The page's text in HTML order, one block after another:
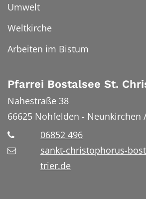
Umwelt
Weltkirche
Arbeiten im Bistum
Pfarrei Bostalsee St.
Nahestraße 38
66625 Nohfelden - Neunkirchen
06852 496
sankt-christophorus-
trier.de